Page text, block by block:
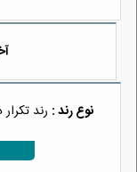
نوع رند : رند